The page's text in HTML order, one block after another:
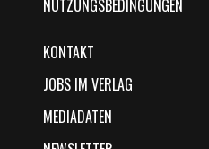
NUTZUNGSBEDINGUNGEN
KONTAKT
JOBS IM VERLAG
MEDIADATEN